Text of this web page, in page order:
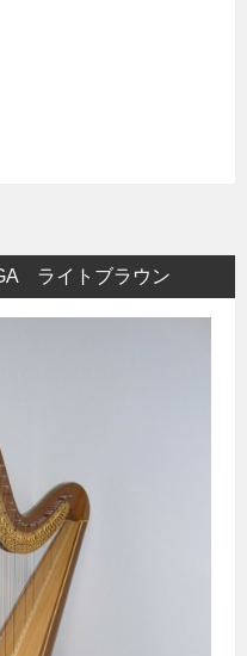
ライトブラウン